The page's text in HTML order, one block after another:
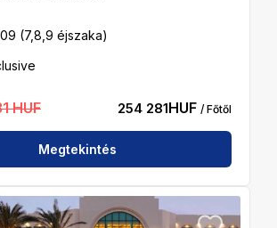
(7,8,9 éjszaka)
HUF 254 281HUF / Főtől
Megtekintés